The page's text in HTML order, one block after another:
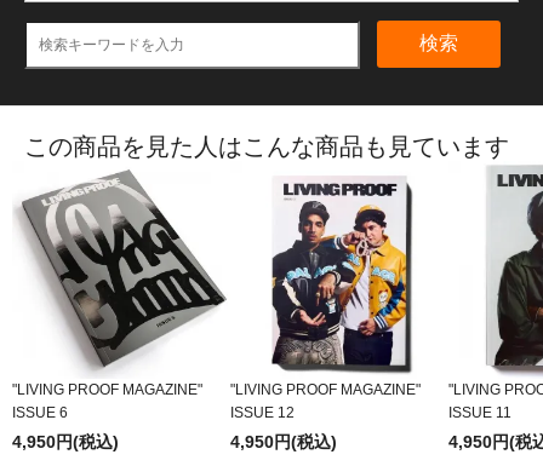
検索
この商品を見た人はこんな商品も見ています
"LIVING PROOF MAGAZINE"
ISSUE 6
4,950円(税込)
"LIVING PROOF MAGAZINE"
ISSUE 12
4,950円(税込)
"LIVING
ISSUE 11
4,950円(税